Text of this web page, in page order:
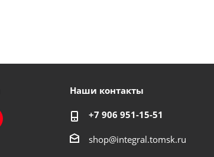
Наши контакты
+7 906 951-15-51
shop@integral.tomsk.ru